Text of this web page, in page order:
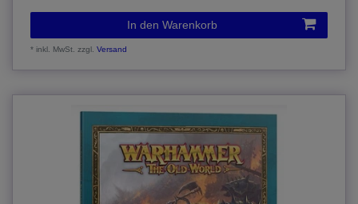
In den Warenkorb
*inkl. MwSt. zzgl.Versand